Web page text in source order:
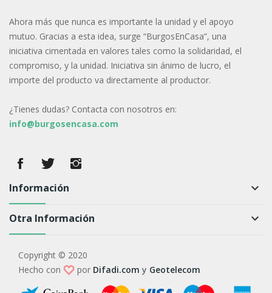
Ahora más que nunca es importante la unidad y el apoyo
mutuo. Gracias a esta idea, surge “BurgosEnCasa”, una
iniciativa cimentada en valores tales como la solidaridad, el
compromiso, y la unidad. Iniciativa sin ánimo de lucro, el
importe del producto va directamente al productor.
¿Tienes dudas? Contacta con nosotros en:
info@burgosencasa.com
Información keyboard_arrow_down
Otra Información keyboard_arrow_down
Copyright © 2020
Hecho con
por Difadi.com y Geotelecom